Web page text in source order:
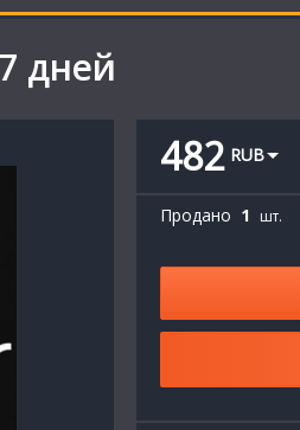
дней
482 RUB
Продано 1 шт.